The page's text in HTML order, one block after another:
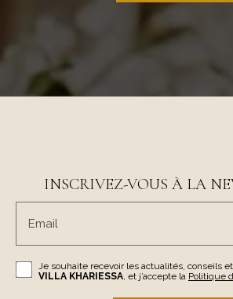
INSCRIVEZ-VOUS À LA
Email
Je souhaite recevoir les actualités, conseils
VILLA KHARIESSA, et j’accepte la Politique